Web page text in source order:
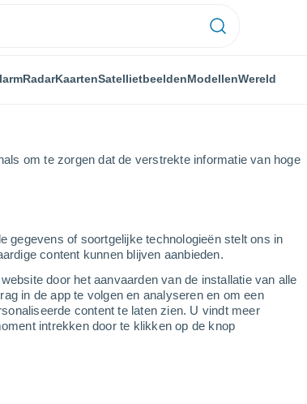
om te zorgen dat de verstrekte informatie van hoge
gegevens of soortgelijke technologieën stelt ons in
content kunnen blijven aanbieden.
door het aanvaarden van de installatie van alle
in de app te volgen en analyseren en om een
content te laten zien. U vindt meer
intrekken door te klikken op de knop
RadarKaartenSatellietbeeldenModellenWereld
South Wales